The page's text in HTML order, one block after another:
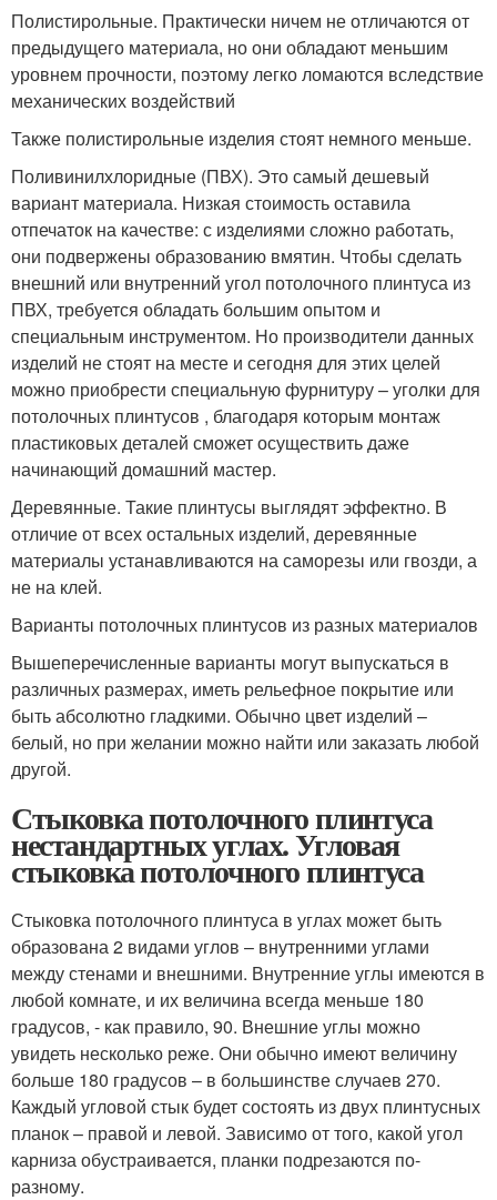
Полистирольные. Практически ничем не отличаются от
предыдущего материала, но они обладают меньшим
уровнем прочности, поэтому легко ломаются вследствие
механических воздействий
Также полистирольные изделия стоят немного меньше.
Поливинилхлоридные (ПВХ). Это самый дешевый
вариант материала. Низкая стоимость оставила
отпечаток на качестве: с изделиями сложно работать,
они подвержены образованию вмятин. Чтобы сделать
внешний или внутренний угол потолочного плинтуса из
ПВХ, требуется обладать большим опытом и
специальным инструментом. Но производители данных
изделий не стоят на месте и сегодня для этих целей
можно приобрести специальную фурнитуру – уголки для
потолочных плинтусов , благодаря которым монтаж
пластиковых деталей сможет осуществить даже
начинающий домашний мастер.
Деревянные. Такие плинтусы выглядят эффектно. В
отличие от всех остальных изделий, деревянные
материалы устанавливаются на саморезы или гвозди, а
не на клей.
Варианты потолочных плинтусов из разных материалов
Вышеперечисленные варианты могут выпускаться в
различных размерах, иметь рельефное покрытие или
быть абсолютно гладкими. Обычно цвет изделий –
белый, но при желании можно найти или заказать любой
другой.
Стыковка потолочного плинтуса
нестандартных углах. Угловая
стыковка потолочного плинтуса
Стыковка потолочного плинтуса в углах может быть
образована 2 видами углов – внутренними углами
между стенами и внешними. Внутренние углы имеются в
любой комнате, и их величина всегда меньше 180
градусов, - как правило, 90. Внешние углы можно
увидеть несколько реже. Они обычно имеют величину
больше 180 градусов – в большинстве случаев 270.
Каждый угловой стык будет состоять из двух плинтусных
планок – правой и левой. Зависимо от того, какой угол
карниза обустраивается, планки подрезаются по-
разному.